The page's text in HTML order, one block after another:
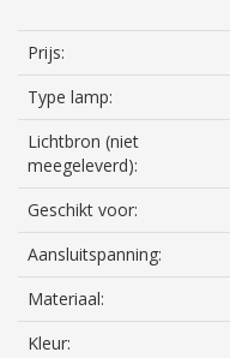
Prijs:
Type lamp:
Lichtbron (niet
meegeleverd):
Geschikt voor:
Aansluitspanning:
Materiaal:
Kleur: